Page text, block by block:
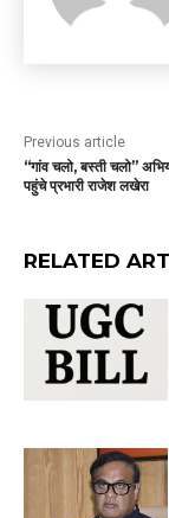
Previous article
“गांव चलो, बस्ती चलो”
पहुंचे प्रभारी राजेश लखेरा
RELATED